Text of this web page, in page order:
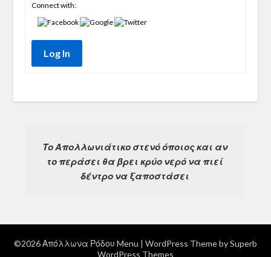
Connect with:
Log In
Το Απολλωνιάτικο στενό όποιος και αν
το περάσει θα βρει κρύο νερό να πιεί
δέντρο να ξαποστάσει
©2026 Απόλλωνα Ρόδου Menu | WordPress Theme bySuperb
WordPress Themes